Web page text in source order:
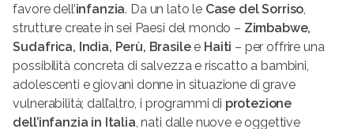
favore dell’infanzia. Da un lato le Case del Sorriso,
strutture create in sei Paesi del mondo – Zimbabwe,
Sudafrica, India, Perù, Brasile e Haiti – per offrire una
possibilità concreta di salvezza e riscatto a bambini,
adolescenti e giovani donne in situazione di grave
vulnerabilità; dall’altro, i programmi di protezione
dell’infanzia in Italia, nati dalle nuove e oggettive